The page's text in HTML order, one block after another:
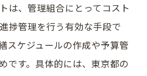
は、管理組合にとってコスト
捗管理を行う有効な手段で
スケジュールの作成や予算管
です。具体的には、東京都の